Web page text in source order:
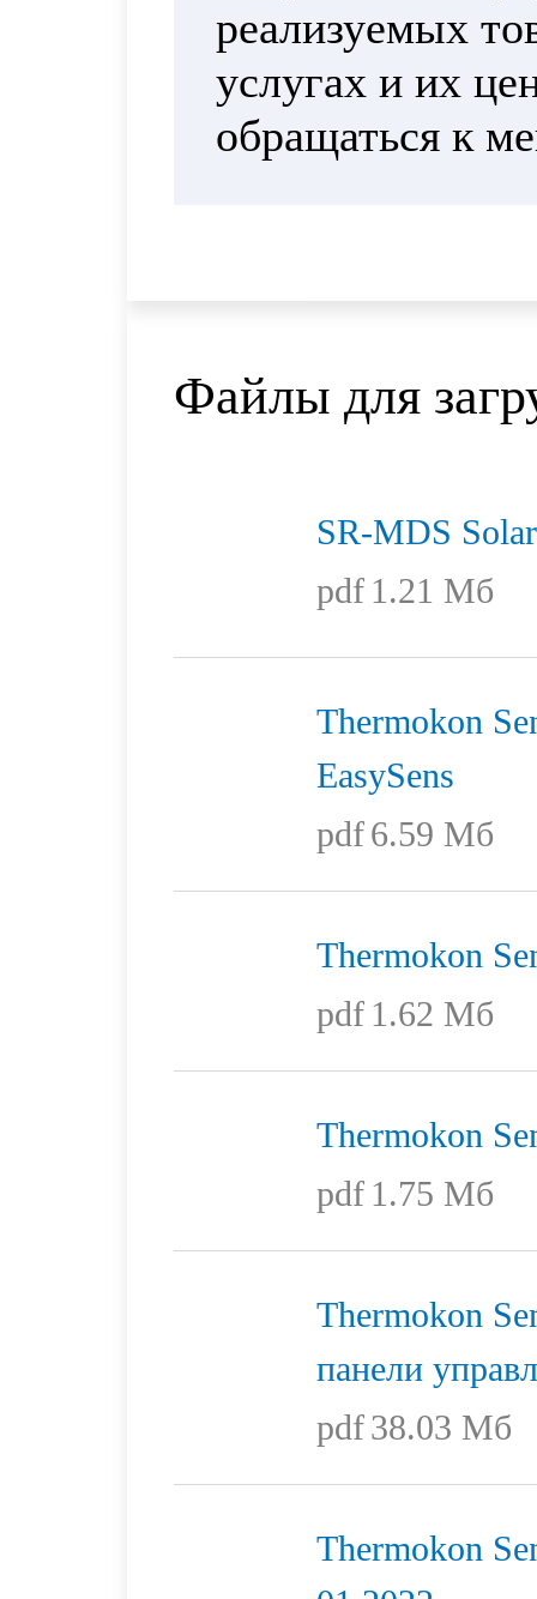
реализуемых
услугах и их
обращаться к
Файлы для
SR-MDS
pdf 1.21 Мб
Thermokon
EasySens
pdf6.59 Мб
Thermokon
pdf 1.62 Мб
Thermokon
pdf 1.75 Мб
Thermokon
панели
pdf38.03 Мб
Thermokon